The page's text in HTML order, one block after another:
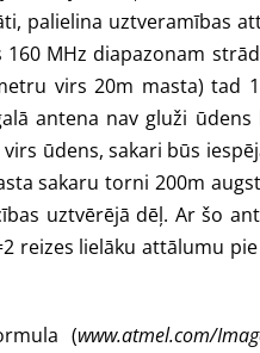
palielina uztveramības
MHz diapazonam
virs 20m masta) tad
antena nav gluži ūdens
ūdens, sakari būs
sakaru torni 200m
uztvērējā dēļ. Ar šo
reizes lielāku attālumu
(www.atmel.com/